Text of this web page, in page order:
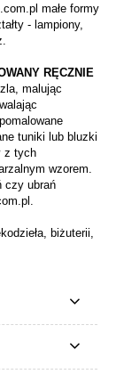
małe formy
- lampiony,
RĘCZNIE
malując
tuniki lub bluzki
z tych
wzorem.
czy ubrań
biżuterii,